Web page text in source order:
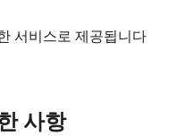
서비스로 제공됩니다
사항